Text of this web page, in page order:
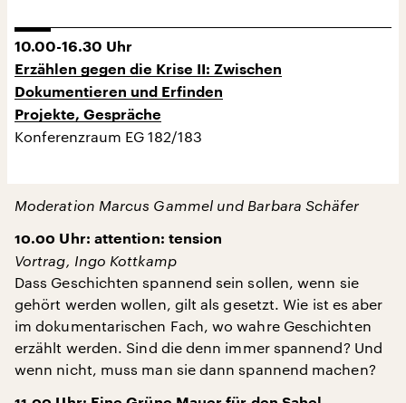
10.00-16.30 Uhr
Erzählen gegen die Krise II: Zwischen
Dokumentieren und Erfinden
Projekte, Gespräche
Konferenzraum EG 182/183
Moderation Marcus Gammel und Barbara Schäfer
10.00 Uhr: attention: tension
Vortrag, Ingo Kottkamp
Dass Geschichten spannend sein sollen, wenn sie
gehört werden wollen, gilt als gesetzt. Wie ist es aber
im dokumentarischen Fach, wo wahre Geschichten
erzählt werden. Sind die denn immer spannend? Und
wenn nicht, muss man sie dann spannend machen?